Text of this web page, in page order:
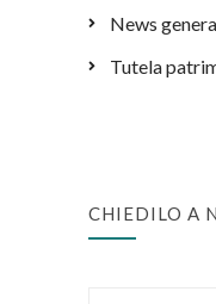
News
Tutela
CHIEDILO A